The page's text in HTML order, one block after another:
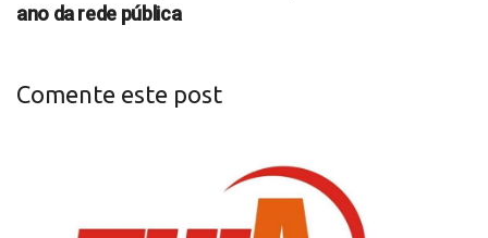
ano da rede pública
Comente este post